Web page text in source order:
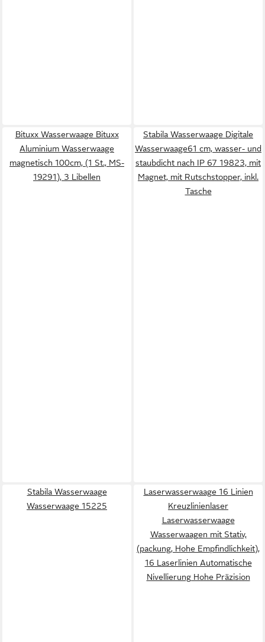
Bituxx Wasserwaage Bituxx
Aluminium Wasserwaage
magnetisch 100cm, (1 St., MS-
19291), 3 Libellen
Stabila Wasserwaage Digitale
Wasserwaage61 cm, wasser- und
staubdicht nach IP 67 19823, mit
Magnet, mit Rutschstopper, inkl.
Tasche
Stabila Wasserwaage
Wasserwaage 15225
Laserwasserwaage 16 Linien
Kreuzlinienlaser
Laserwasserwaage
Wasserwaagen mit Stativ,
(packung, Hohe Empfindlichkeit),
16 Laserlinien Automatische
Nivellierung Hohe Präzision